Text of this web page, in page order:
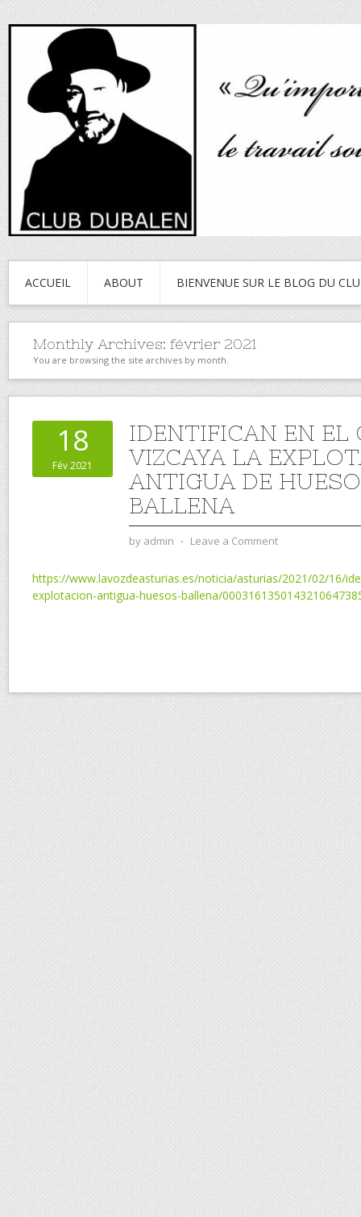
ACCUEIL ABOUT BIENVENUE SUR LE BLOG DU
Monthly Archives: février 2021
You are browsing the site archives by month.
18
Fév 2021
IDENTIFICAN EN EL
VIZCAYA LA
ANTIGUA DE
BALLENA
by admin ⋅ Leave a Comment
https://www.lavozdeasturias.es/noticia/asturias/2021/02/16/
explotacion-antigua-huesos-ballena/